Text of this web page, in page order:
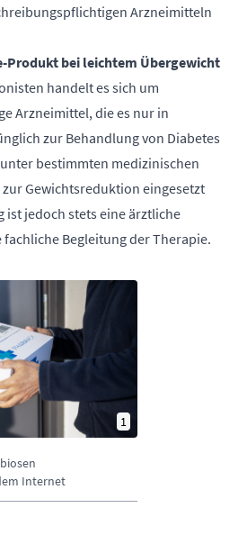
Arzneimitteln
Produkt bei leichtem Übergewicht
handelt es sich um
Arzneimittel, die es nur in
zur Behandlung von Diabetes
bestimmten medizinischen
Gewichtsreduktion eingesetzt
ist jedoch stets eine ärztliche
Begleitung der Therapie.
1
Internet